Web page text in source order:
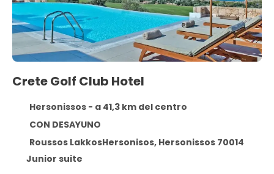
Crete Golf Club Hotel
Hersonissos - a 41,3 km del centro
CON DESAYUNO
Roussos LakkosHersonisos, Hersonissos 70014
Junior suite